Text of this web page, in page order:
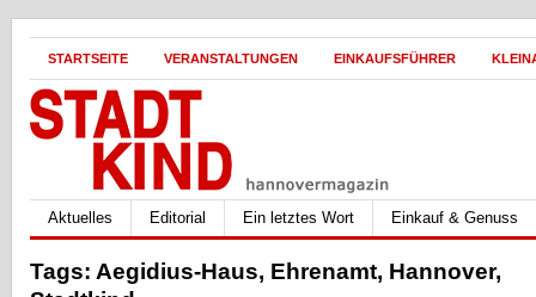
STARTSEITE VERANSTALTUNGEN EINKAUFSFÜHRER
Aktuelles Editorial Ein letztes Wort Einkauf & Genuss
Tags: Aegidius-Haus, Ehrenamt, Hannover,